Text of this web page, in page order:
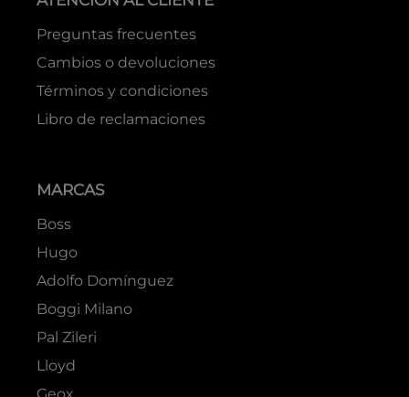
Preguntas frecuentes
Cambios o devoluciones
Términos y condiciones
Libro de reclamaciones
MARCAS
Boss
Hugo
Adolfo Domínguez
Boggi Milano
Pal Zileri
Lloyd